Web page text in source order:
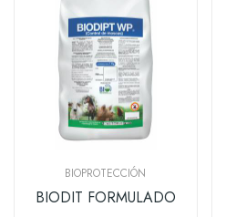
BIOPROTECCIÓN
BIODIT FORMULADO